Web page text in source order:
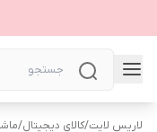
لاریس لایت/کالای دیجیتال/